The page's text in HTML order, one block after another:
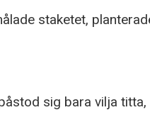
staketet,
sig bara vilja titta,